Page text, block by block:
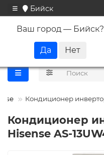
Бийск
Ваш город — Бийск?
Кондиционер
Кондиционер
Hisense AS-